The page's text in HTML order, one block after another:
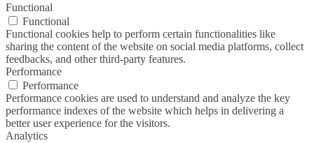
Functional
Functional
Functional cookies help to perform certain functionalities like
sharing the content of the website on social media platforms, collect
feedbacks, and other third-party features.
Performance
Performance
Performance cookies are used to understand and analyze the key
performance indexes of the website which helps in delivering a
better user experience for the visitors.
Analytics